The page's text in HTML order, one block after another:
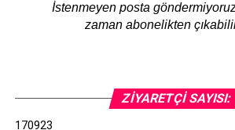
İstenmeyen posta
zaman abonelikten
ZIYARETÇI SAYISI:
170923